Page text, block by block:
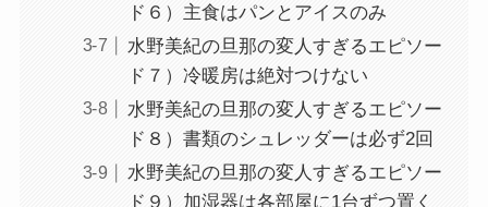
ド６）主食はパンとアイスのみ
水野美紀の旦那の変人すぎるエピソー
ド７）冷暖房は絶対つけない
水野美紀の旦那の変人すぎるエピソー
ド８）書類のシュレッダーは必ず2回
水野美紀の旦那の変人すぎるエピソー
ド９）加湿器は各部屋に1台ずつ置く